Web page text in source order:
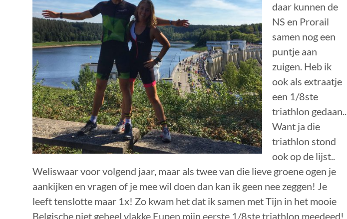
daar kunnen de
NS en Prorail
samen nog een
puntje aan
zuigen. Heb ik
ook als extraatje
een 1/8ste
triathlon gedaan..
Want ja die
triathlon stond
ook op de lijst..
Weliswaar voor volgend jaar, maar als twee van die lieve groene ogen je
aankijken en vragen of je mee wil doen dan kan ik geen nee zeggen! Je
leeft tenslotte maar 1x! Zo kwam het dat ik samen met Tijn in het mooie
Belgische niet geheel vlakke Eupen mijn eerste 1/8ste triathlon meedeed!